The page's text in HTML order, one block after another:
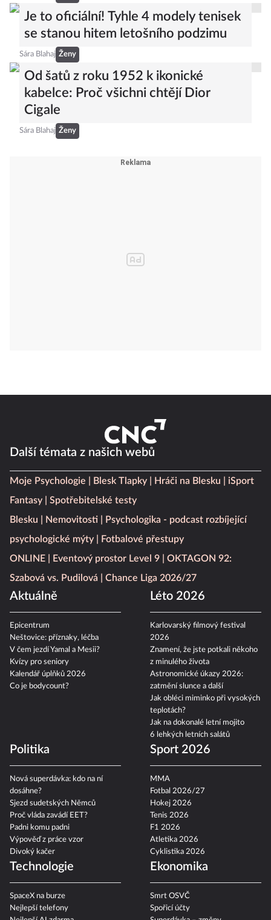
Je to oficiální! Tyhle 4 modely tenisek
se stanou hitem letošního podzimu
Sára Blahaj Ženy
Od šatů z roku 1952 k ikonické
kabelce: Proč všichni chtějí Dior
Cigale
Sára Blahaj Ženy
Další témata z našich webů
Moje Psychologie Blesk Tlapky Hráči na Blesku
iSport
Fantasy
Spotřebitelské testy
Blesku
Nemovitosti
Psychologika - podcast rozbíjející
psychologické mýty
Fotbalové přestupy
ONLINE
Eventový prostor Level 9
OKTAGON 92:
Szabová vs. Pudilová
Chance Liga 2026/27
Aktuálně
Epicentrum
Neštovice: příznaky, léčba
V čem jezdí Yamal a Mesii?
Kvízy pro seniory
Kalendář úplňků 2026
Co je bodycount?
Léto 2026
Karlovarský filmový festival
2026
Znamení, že jste potkali někoho
z minulého života
Astronomické úkazy 2026:
zatmění slunce a další
Jak obléci miminko při vysokých
teplotách?
Jak na dokonalé letní mojito
6 lehkých letních salátů
Politika
Nová superdávka: kdo na ní
dosáhne?
Sjezd sudetských Němců
Proč vláda zavádí EET?
Padni komu padni
Výpověď z práce vzor
Divoký kačer
Sport 2026
MMA
Fotbal 2026/27
Hokej 2026
Tenis 2026
F1 2026
Atletika 2026
Cyklistika 2026
Technologie
SpaceX na burze
Nejlepší telefony
Ekonomika
Smrt OSVČ
Spořicí účty